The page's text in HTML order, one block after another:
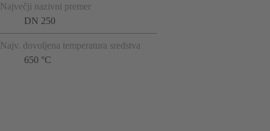
Največji nazivni premer
DN 250
Najv. dovoljena temperatura sredstva
650 °C